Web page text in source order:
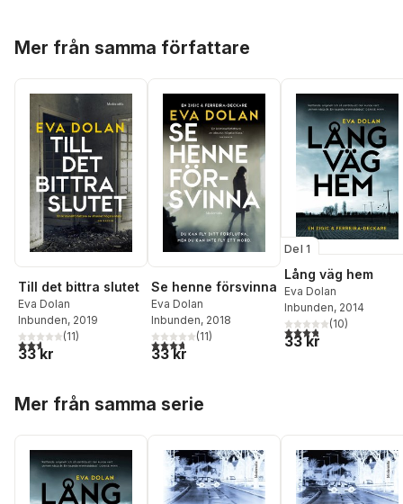
Mer från samma författare
Till det bittra slutet
Eva Dolan
Inbunden, 2019
2,6utav 5 stjärnor. Totalt antal röster:
(11)
33 kr
Se henne försvinna
Eva Dolan
Inbunden, 2018
3,7utav 5 stjärnor. Totalt antal röster:
(11)
33 kr
Del 1
Lång väg hem
Eva Dolan
Inbunden, 2014
3,8utav 5 stjärnor.
(10)
33 kr
Mer från samma serie